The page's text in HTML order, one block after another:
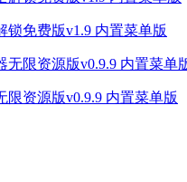
锁免费版v1.9 内置菜单版
限资源版v0.9.9 内置菜单版